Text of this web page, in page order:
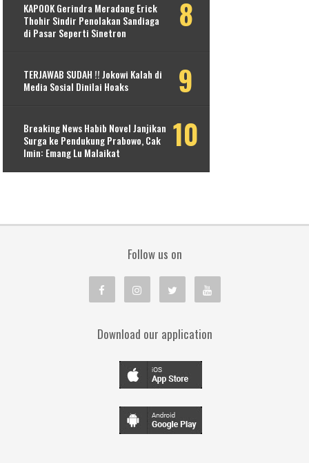
KAPOOK Gerindra Meradang Erick
Thohir Sindir Penolakan Sandiaga
di Pasar Seperti Sinetron
TERJAWAB SUDAH !! Jokowi Kalah di
Media Sosial Dinilai Hoaks
Breaking News Habib Novel Janjikan
Surga ke Pendukung Prabowo, Cak
Imin: Emang Lu Malaikat
Follow us on
Download our application